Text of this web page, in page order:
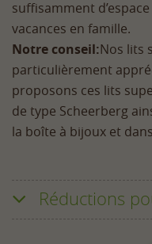
suffisamment
vacances en famille.
Notre conseil:Nos lits
particulièrement
proposons ces lits
de type Scheerberg
la boîte à bijoux et
Réductions